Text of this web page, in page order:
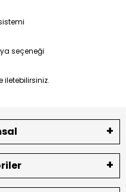
seçeneği
iletebilirsiniz.